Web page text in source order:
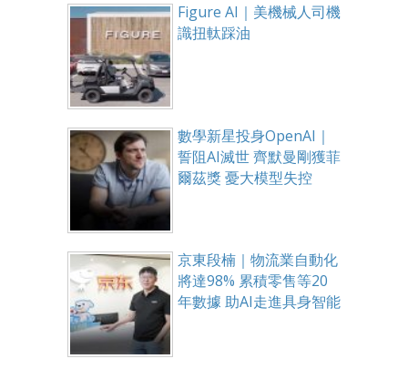
Figure AI｜美機械人司機
識扭軚踩油
數學新星投身OpenAI｜
誓阻AI滅世 齊默曼剛獲菲
爾茲獎 憂大模型失控
京東段楠｜物流業自動化
將達98% 累積零售等20
年數據 助AI走進具身智能